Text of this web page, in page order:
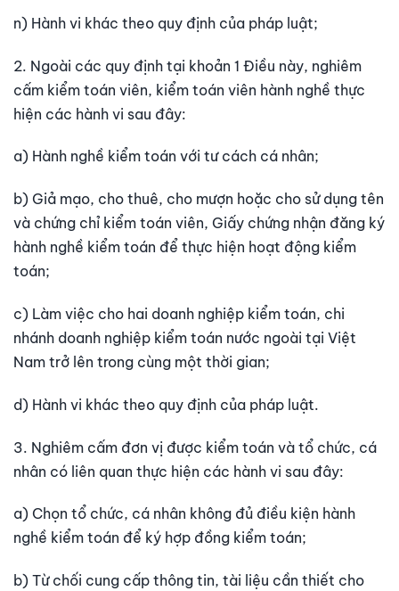
n) Hành vi khác theo quy định của pháp luật;
2. Ngoài các quy định tại khoản 1 Điều này, nghiêm
cấm kiểm toán viên, kiểm toán viên hành nghề thực
hiện các hành vi sau đây:
a) Hành nghề kiểm toán với tư cách cá nhân;
b) Giả mạo, cho thuê, cho mượn hoặc cho sử dụng tên
và chứng chỉ kiểm toán viên, Giấy chứng nhận đăng ký
hành nghề kiểm toán để thực hiện hoạt động kiểm
toán;
c) Làm việc cho hai doanh nghiệp kiểm toán, chi
nhánh doanh nghiệp kiểm toán nước ngoài tại Việt
Nam trở lên trong cùng một thời gian;
d) Hành vi khác theo quy định của pháp luật.
3. Nghiêm cấm đơn vị được kiểm toán và tổ chức, cá
nhân có liên quan thực hiện các hành vi sau đây:
a) Chọn tổ chức, cá nhân không đủ điều kiện hành
nghề kiểm toán để ký hợp đồng kiểm toán;
b) Từ chối cung cấp thông tin, tài liệu cần thiết cho